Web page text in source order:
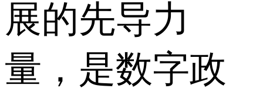
展的先导力
量，是数字政